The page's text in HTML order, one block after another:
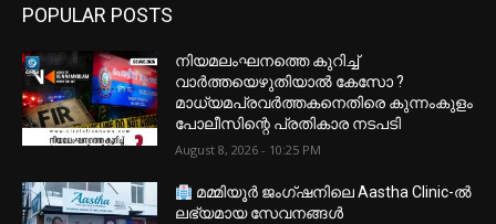
POPULAR POSTS
നിയമലംഘനത്തെ കുറിച്ച്
വാർത്തയെഴുതിയാൽ കേസോ ?
മാധ്യമപ്രവർത്തകനെതിരെ കുന്നംകുളം
പോലീസിന്റെ പ്രതികാര നടപടി
August 8, 2026 - 10:25 PM
മമ്മിയൂർ ജംഗ്ഷനിലെ Aastha Clinic-ൽ
ലഭ്യമായ സേവനങ്ങൾ